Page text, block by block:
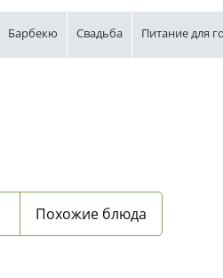
Барбекю Свадьба Питание для
Похожие блюда